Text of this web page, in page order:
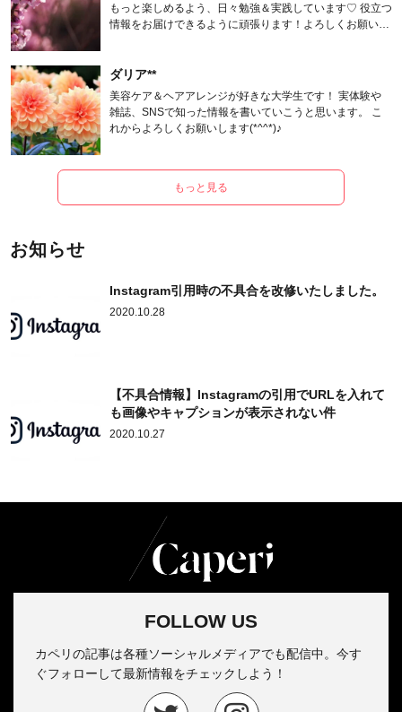
もっと楽しめるよう、日々勉強＆実践しています♡ 役立つ
情報をお届けできるように頑張ります！よろしくお願いし
ダリア**
美容ケア＆ヘアアレンジが好きな大学生です！ 実体験や
雑誌、SNSで知った情報を書いていこうと思います。 こ
れからよろしくお願いします(*^^*)♪
もっと見る
お知らせ
Instagram引用時の不具合を改修いたしました。
2020.10.28
【不具合情報】Instagramの引用でURLを入れて
も画像やキャプションが表示されない件
2020.10.27
FOLLOW US
カペリの記事は各種ソーシャルメディアでも配信中。今す
ぐフォローして最新情報をチェックしよう！